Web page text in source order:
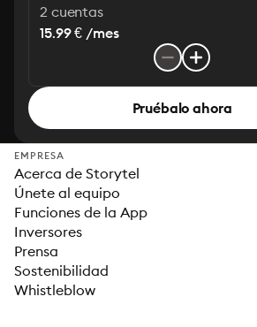
2 cuentas
15.99 € /mes
Pruébalo ahora
EMPRESA
Acerca de Storytel
Únete al equipo
Funciones de la App
Inversores
Prensa
Sostenibilidad
Whistleblow